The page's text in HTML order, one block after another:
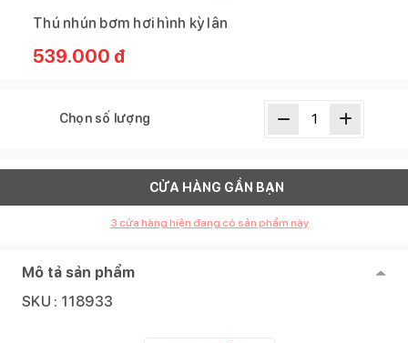
Thú nhún bơm hơi hình kỳ lân
539.000 đ
Chọn số lượng
CỬA HÀNG GẦN BẠN
3 cửa hàng hiện đang có sản phẩm này
Mô tả sản phẩm
SKU : 118933